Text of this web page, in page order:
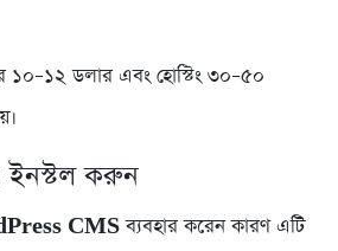
১০–১২ ডলার এবং হোস্টিং ৩০–৫০
করুন
CMSব্যবহার করেন কারণ এটি